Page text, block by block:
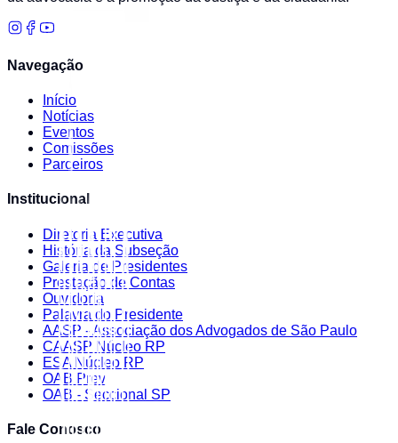
Navegação
Início
Notícias
Eventos
Comissões
Parceiros
Institucional
Diretoria Executiva
História da Subseção
Galeria de Presidentes
Prestação de Contas
Ouvidoria
Palavra do Presidente
AASP - Associação dos Advogados de São Paulo
CAASP Núcleo RP
ESA Núcleo RP
OAB Prev
OAB - Seccional SP
Fale Conosco